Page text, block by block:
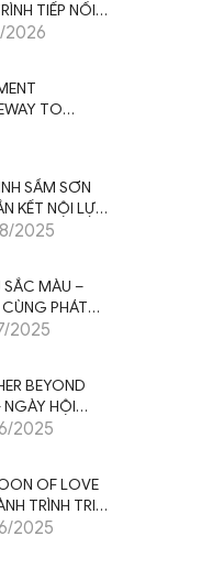
TIẾP NỐI
HƯỞNG
2026
TO
AND
SẦM SƠN
KẾT NỘI LỰC
BỨT PHÁ”
2025
SẮC MÀU –
PHÁT
2025
BEYOND
NGÀY HỘI
MỪNG KỶ
2025
OF LOVE
TRÌNH TRI
CẢM XÚC
2025